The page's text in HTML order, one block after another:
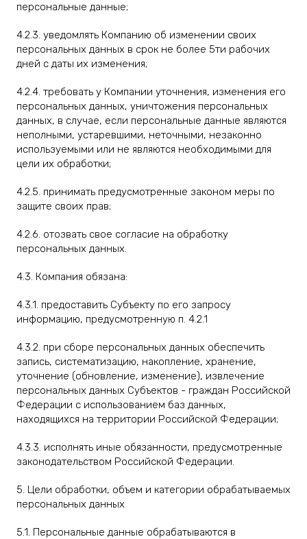
персональные данные;
4.2.3. уведомлять Компанию об изменении своих
персональных данных в срок не более 5ти рабочих
дней с даты их изменения;
4.2.4. требовать у Компании уточнения, изменения его
персональных данных, уничтожения персональных
данных, в случае, если персональные данные являются
неполными, устаревшими, неточными, незаконно
используемыми или не являются необходимыми для
цели их обработки;
4.2.5. принимать предусмотренные законом меры по
защите своих прав;
4.2.6. отозвать свое согласие на обработку
персональных данных.
4.3. Компания обязана:
4.3.1. предоставить Субъекту по его запросу
информацию, предусмотренную п. 4.2.1
4.3.2. при сборе персональных данных обеспечить
запись, систематизацию, накопление, хранение,
уточнение (обновление, изменение), извлечение
персональных данных Субъектов - граждан Российской
Федерации с использованием баз данных,
находящихся на территории Российской Федерации;
4.3.3. исполнять иные обязанности, предусмотренные
законодательством Российской Федерации.
5. Цели обработки, объем и категории обрабатываемых
персональных данных
5.1. Персональные данные обрабатываются в